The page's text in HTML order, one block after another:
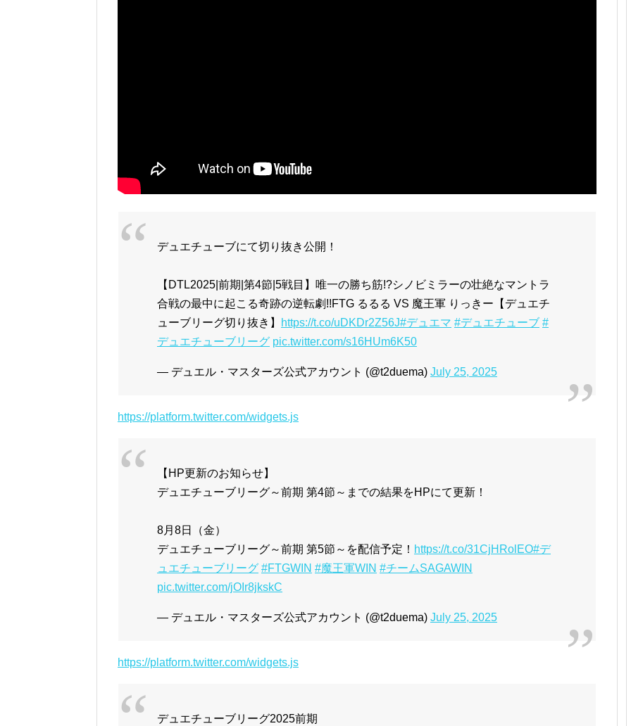
デュエチューブにて切り抜き公開！
【DTL2025|前期|第4節|5戦目】唯一の勝ち筋!?シノビミラーの壮絶なマントラ
合戦の最中に起こる奇跡の逆転劇!!FTG るるる VS 魔王軍 りっきー【デュエチ
ューブリーグ切り抜き】
https://t.co/uDKDr2Z56J#デュエマ #デュエチューブ #
デュエチューブリーグ pic.twitter.com/s16HUm6K50
— デュエル・マスターズ公式アカウント (@t2duema) July 25, 2025
https://platform.twitter.com/widgets.js
【HP更新のお知らせ】
デュエチューブリーグ～前期 第4節～までの結果をHPにて更新！
8月8日（金）
デュエチューブリーグ～前期 第5節～を配信予定！ https://t.co/31CjHRolEO#デ
ュエチューブリーグ #FTGWIN #魔王軍WIN #チームSAGAWIN
pic.twitter.com/jOIr8jkskC
— デュエル・マスターズ公式アカウント (@t2duema) July 25, 2025
https://platform.twitter.com/widgets.js
デュエチューブリーグ2025前期